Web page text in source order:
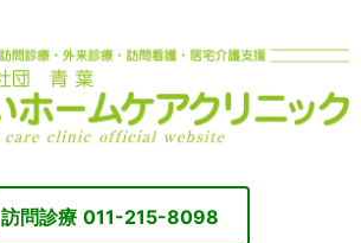
訪問診療 011-215-8098